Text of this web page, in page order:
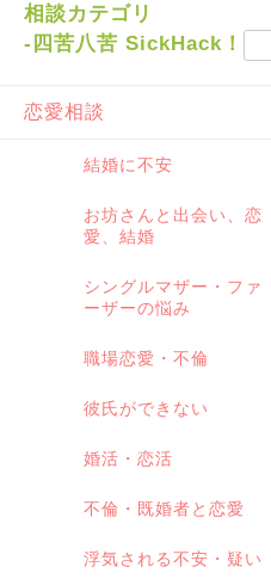
相談カテゴリ
-四苦八苦 SickHack！
恋愛相談
結婚に不安
お坊さんと出会い、恋
愛、結婚
シングルマザー・ファ
ーザーの悩み
職場恋愛・不倫
彼氏ができない
婚活・恋活
不倫・既婚者と恋愛
浮気される不安・疑い